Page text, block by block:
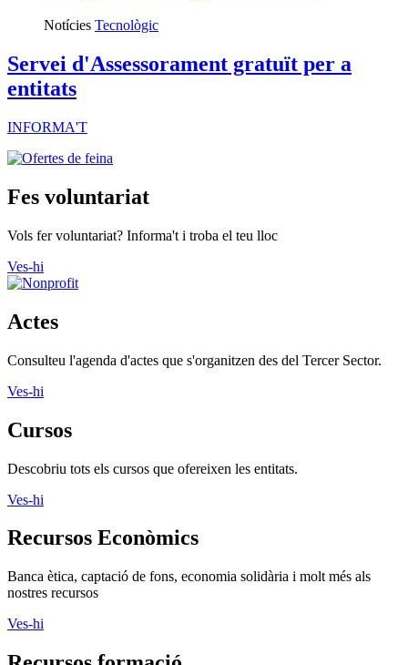
Notícies Tecnològic
Servei d'Assessorament gratuït per a
entitats
INFORMA'T
Fes voluntariat
Vols fer voluntariat? Informa't i troba el teu lloc
Ves-hi
Actes
Consulteu l'agenda d'actes que s'organitzen des del Tercer Sector.
Ves-hi
Cursos
Descobriu tots els cursos que ofereixen les entitats.
Ves-hi
Recursos Econòmics
Banca ètica, captació de fons, economia solidària i molt més als
nostres recursos
Ves-hi